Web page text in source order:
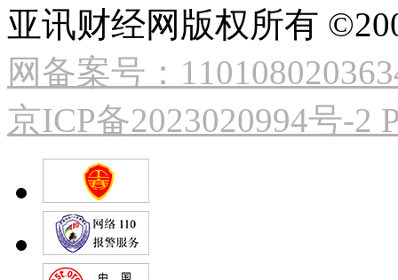
亚讯财经网版权所有
网备案号：
京ICP备2023020994号-2